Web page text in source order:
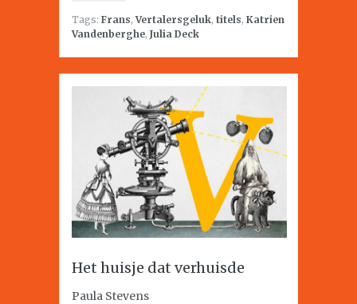
Tags: Frans,Vertalersgeluk, titels, Katrien
Vandenberghe, Julia Deck
Het huisje dat verhuisde
Paula Stevens